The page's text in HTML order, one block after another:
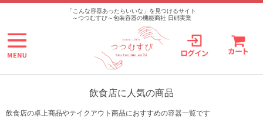
>
「こんな容器あったらいいな」を見つけるサイト
～つつむすび～包装容器の機能商社 日硝実業
飲食店に人気の商品
飲食店の卓上商品やテイクアウト商品におすすめの容器一覧です